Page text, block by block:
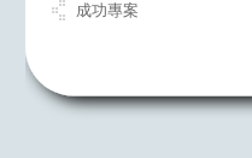
成功專案